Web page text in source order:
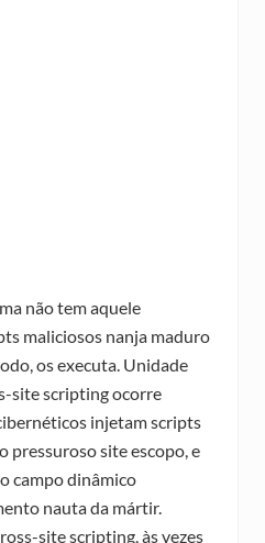
não tem aquele
maliciosos nanja maduro
os executa. Unidade
site scripting ocorre
injetam scripts
pressuroso site escopo, e
campo dinâmico
nauta da mártir.
site scripting, às vezes